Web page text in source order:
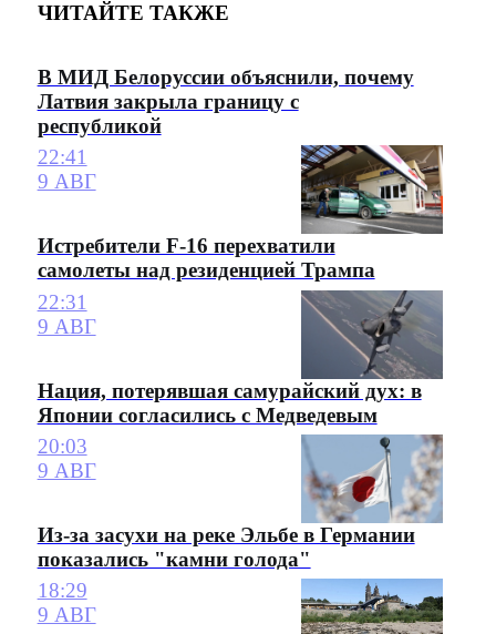
ЧИТАЙТЕ ТАКЖЕ
В МИД Белоруссии объяснили, почему
Латвия закрыла границу с
республикой
22:41
9 АВГ
Истребители F-16 перехватили
самолеты над резиденцией Трампа
22:31
9 АВГ
Нация, потерявшая самурайский дух: в
Японии согласились с Медведевым
20:03
9 АВГ
Из-за засухи на реке Эльбе в Германии
показались "камни голода"
18:29
9 АВГ